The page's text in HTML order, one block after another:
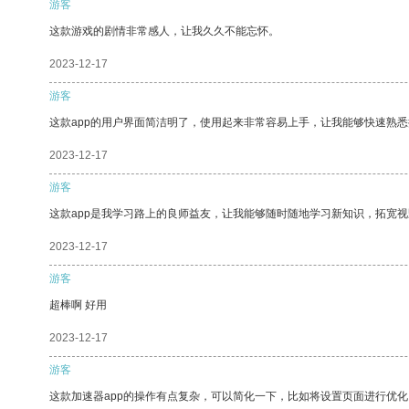
游客
这款游戏的剧情非常感人，让我久久不能忘怀。
2023-12-17
游客
这款app的用户界面简洁明了，使用起来非常容易上手，让我能够快速熟悉
2023-12-17
游客
这款app是我学习路上的良师益友，让我能够随时随地学习新知识，拓宽视
2023-12-17
游客
超棒啊 好用
2023-12-17
游客
这款加速器app的操作有点复杂，可以简化一下，比如将设置页面进行优化